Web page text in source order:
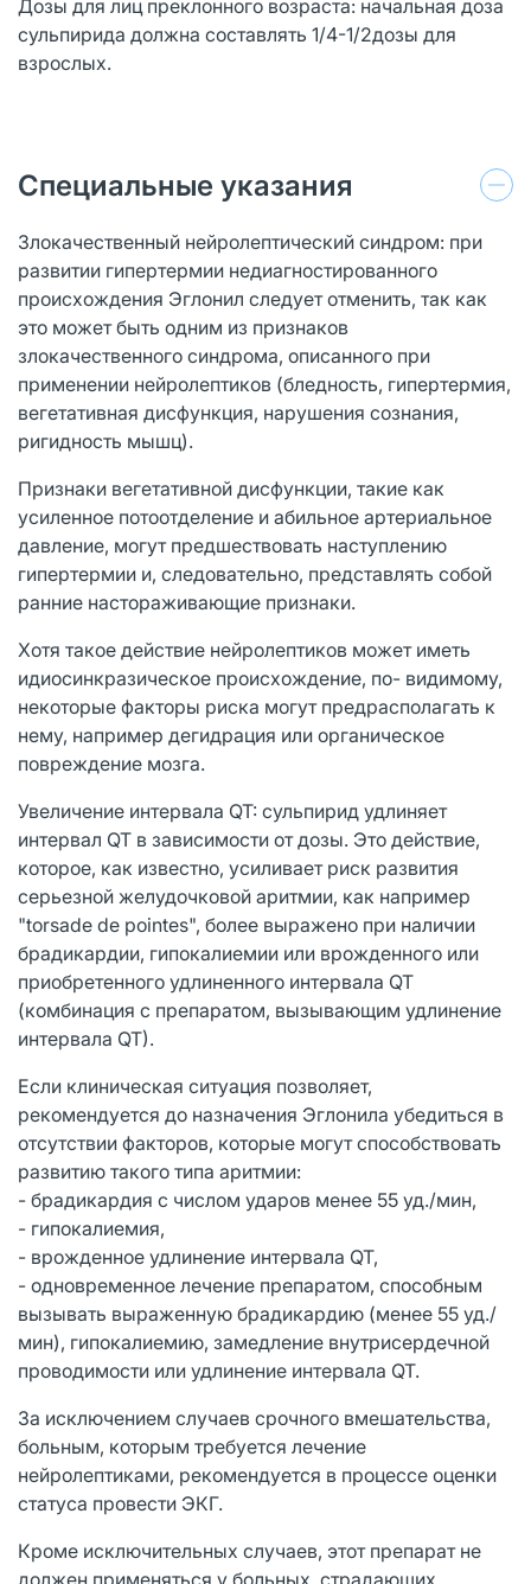
Дозы для лиц преклонного возраста: начальная доза
сульпирида должна составлять 1/4-1/2дозы для
взрослых.
Специальные указания
Злокачественный нейролептический синдром: при
развитии гипертермии недиагностированного
происхождения Эглонил следует отменить, так как
это может быть одним из признаков
злокачественного синдрома, описанного при
применении нейролептиков (бледность, гипертермия,
вегетативная дисфункция, нарушения сознания,
ригидность мышц).
Признаки вегетативной дисфункции, такие как
усиленное потоотделение и абильное артериальное
давление, могут предшествовать наступлению
гипертермии и, следовательно, представлять собой
ранние настораживающие признаки.
Хотя такое действие нейролептиков может иметь
идиосинкразическое происхождение, по- видимому,
некоторые факторы риска могут предрасполагать к
нему, например дегидрация или органическое
повреждение мозга.
Увеличение интервала QT: сульпирид удлиняет
интервал QT в зависимости от дозы. Это действие,
которое, как известно, усиливает риск развития
серьезной желудочковой аритмии, как например
"torsade de pointes", более выражено при наличии
брадикардии, гипокалиемии или врожденного или
приобретенного удлиненного интервала QT
(комбинация с препаратом, вызывающим удлинение
интервала QT).
Если клиническая ситуация позволяет,
рекомендуется до назначения Эглонила убедиться в
отсутствии факторов, которые могут способствовать
развитию такого типа аритмии:
- брадикардия с числом ударов менее 55 уд./мин,
- гипокалиемия,
- врожденное удлинение интервала QT,
- одновременное лечение препаратом, способным
вызывать выраженную брадикардию (менее 55 уд./
мин), гипокалиемию, замедление внутрисердечной
проводимости или удлинение интервала QT.
За исключением случаев срочного вмешательства,
больным, которым требуется лечение
нейролептиками, рекомендуется в процессе оценки
статуса провести ЭКГ.
Кроме исключительных случаев, этот препарат не
должен применяться у больных, страдающих